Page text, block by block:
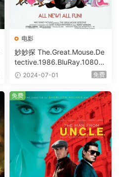
电影
妙妙探 The.Great.Mouse.De
tective.1986.BluRay.1080p.
AVC.DTS-HD.MA.5.1-HDHo
2024-07-01 免费
免费